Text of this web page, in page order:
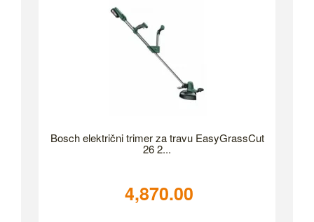
Bosch električni trimer za travu EasyGrassCut
26 2...
4,870.00